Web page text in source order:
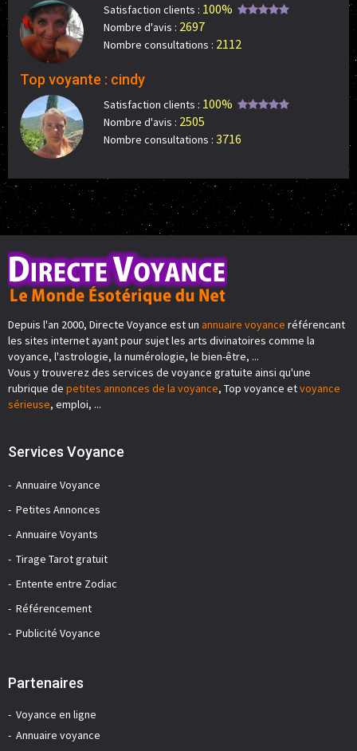
Satisfaction clients : 100%
Nombre d'avis : 2697
Nombre consultations : 2112
Top voyante : cindy
Satisfaction clients : 100%
Nombre d'avis : 2505
Nombre consultations : 3716
Depuis l'an 2000, Directe Voyance est un annuaire voyance référencant
les sites internet ayant pour sujet les arts divinatoires comme la
voyance, l'astrologie, la numérologie, le bien-être, ...
Vous y trouverez des services de voyance gratuite ainsi qu'une
rubrique de petites annonces de la voyance, Top voyance etvoyance
sérieuse, emploi, ...
Services Voyance
Annuaire Voyance
Petites Annonces
Annuaire Voyants
Tirage Tarot gratuit
Entente entre Zodiac
Référencement
Publicité Voyance
Partenaires
Voyance en ligne
Annuaire voyance